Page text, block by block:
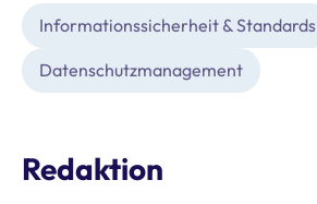
Informationssicherheit & Standards
Datenschutz­management
Redaktion